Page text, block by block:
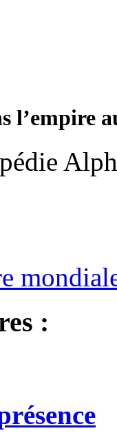
l’empire
: